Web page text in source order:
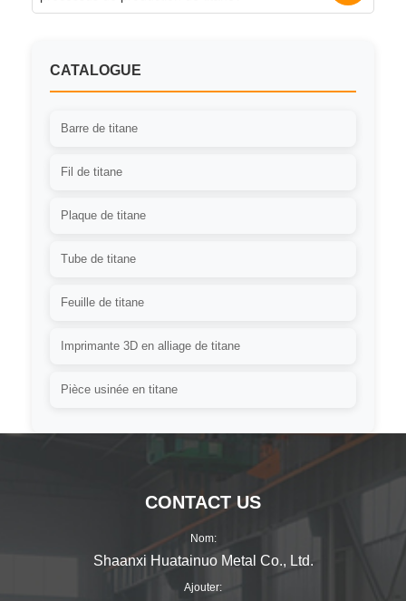
CATALOGUE
Barre de titane
Fil de titane
Plaque de titane
Tube de titane
Feuille de titane
Imprimante 3D en alliage de titane
Pièce usinée en titane
CONTACT US
Nom:
Shaanxi Huatainuo Metal Co., Ltd.
Ajouter: